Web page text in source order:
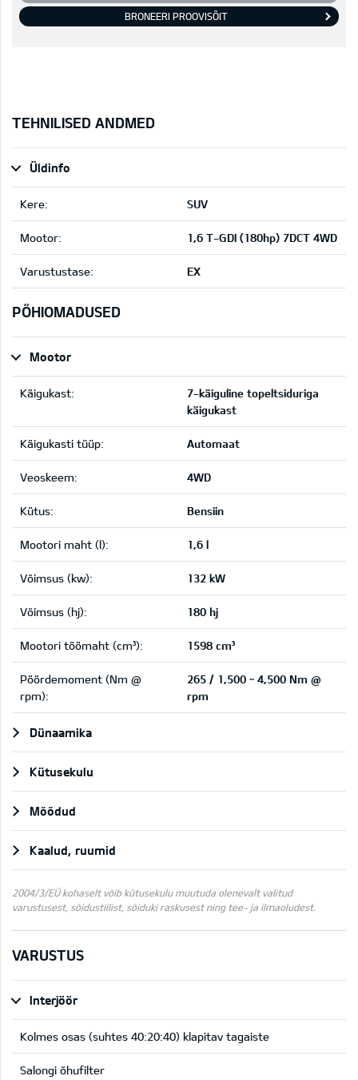
BRONEERI PROOVISÕIT
TEHNILISED ANDMED
Üldinfo
Kere: SUV
Mootor: 1,6 T-GDI (180hp) 7DCT 4WD
Varustustase: EX
PÕHIOMADUSED
Mootor
Käigukast:
7-käiguline topeltsiduriga
käigukast
Käigukasti tüüp: Automaat
Veoskeem: 4WD
Kütus: Bensiin
Mootori maht (l): 1,6 l
Võimsus (kw): 132 kW
Võimsus (hj): 180 hj
Mootori töömaht (cm³): 1598 cm³
Pöördemoment (Nm @
rpm):
265 / 1,500 ~ 4,500 Nm @
rpm
Dünaamika
Kütusekulu
Mõõdud
Kaalud, ruumid
2004/3/EÜ kohaselt võib kütusekulu muutuda olenevalt valitud
varustusest, sõidustiilist, sõiduki raskusest ning tee- ja ilmaoludest.
VARUSTUS
Interjöör
Kolmes osas (suhtes 40:20:40) klapitav tagaiste
Salongi õhufilter